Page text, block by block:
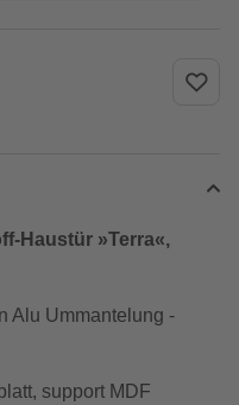
Haustür »Terra«,
Alu Ummantelung -
support MDF